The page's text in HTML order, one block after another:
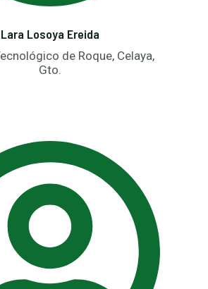
Lara Losoya Ereida
de Roque, Celaya,
Gto.